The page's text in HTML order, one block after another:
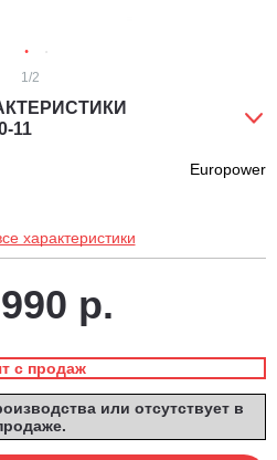
1 /2
11
Europower
характеристики
р.
с продаж
или отсутствует в